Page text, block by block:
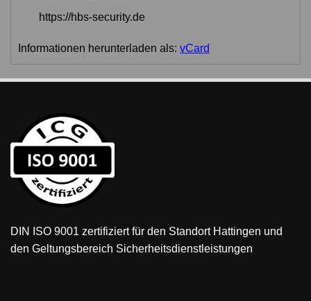
https://hbs-security.de
Informationen herunterladen als: vCard
DIN ISO 9001 zertifiziertfür den Standort Hattingen und
den Geltungsbereich Sicherheitsdienstleistungen